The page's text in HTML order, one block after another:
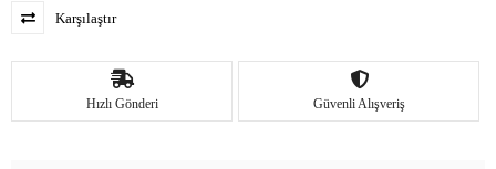
Karşılaştır
Hızlı Gönderi Güvenli Alışveriş